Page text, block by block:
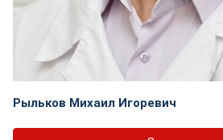
Рыльков Михаил Игоревич